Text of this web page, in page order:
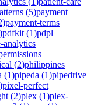
(5)payment
)payment-terms
)pdfkit (1)pdpl
analytics
(2)philippines
(1)pipeda (1)pipedrive
)pixel-perfect
(2)plex (1)plex-